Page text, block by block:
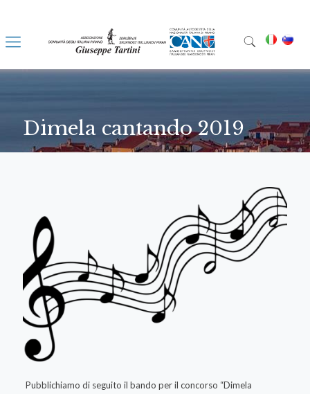
Dimela cantando 2019
Pubblichiamo di seguito il bando per il concorso “Dimela